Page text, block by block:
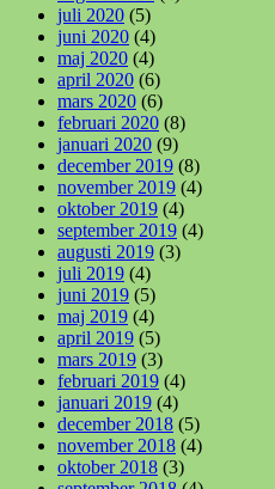
juli 2020 (5)
juni 2020 (4)
maj 2020 (4)
april 2020 (6)
mars 2020 (6)
februari 2020 (8)
januari 2020 (9)
december 2019 (8)
november 2019 (4)
oktober 2019 (4)
september 2019 (4)
augusti 2019 (3)
juli 2019 (4)
juni 2019 (5)
maj 2019 (4)
april 2019 (5)
mars 2019 (3)
februari 2019 (4)
januari 2019 (4)
december 2018 (5)
november 2018 (4)
oktober 2018 (3)